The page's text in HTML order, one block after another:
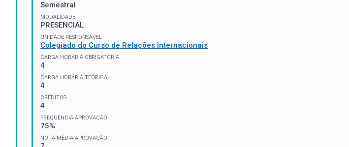
Semestral
MODALIDADE
PRESENCIAL
UNIDADE RESPONSÁVEL
Colegiado do Curso de Relações Internacionais
CARGA HORÁRIA OBRIGATÓRIA
4
CARGA HORÁRIA TEÓRICA
4
CRÉDITOS
4
FREQUÊNCIA APROVAÇÃO
75%
NOTA MÉDIA APROVAÇÃO